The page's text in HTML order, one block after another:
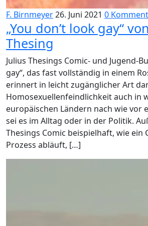
F. Birnmeyer26. Juni 2021 0
„You don’t look gay“
Thesing
Julius Thesings Comic- und Jugend-
gay“, das fast vollständig in einem
erinnert in leicht zugänglicher Art
Homosexuellenfeindlichkeit auch in
europäischen Ländern nach wie vor
sei es im Alltag oder in der Politik.
Thesings Comic beispielhaft, wie ein
Prozess abläuft, […]